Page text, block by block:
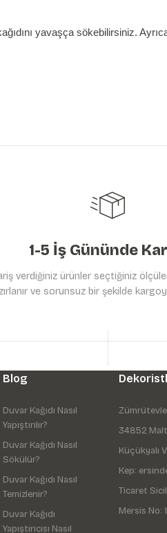
yavaşça sökebilirsiniz.
1-5 İş Gününde
verdiğiniz ürünler seçtiğiniz
ve sorunsuz bir şekilde
Blog
Duvar Kağıdı Nasıl
Yapıştırılır?
Duvar Kağıdı Nasıl
Sökülür?
Duvar Kağıdı Nasıl
Temizlenir?
Duvar Kağıdı
Yapıştırıcısı Nasıl
34852
Küçükyalı
Kep:
Ticaret
Mersis No: